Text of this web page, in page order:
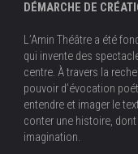
DÉMARCHE DE
L’Amin Théâtre a été
qui invente des
centre. À travers la
pouvoir d’évocation
entendre et imager le
conter une histoire,
imagination.